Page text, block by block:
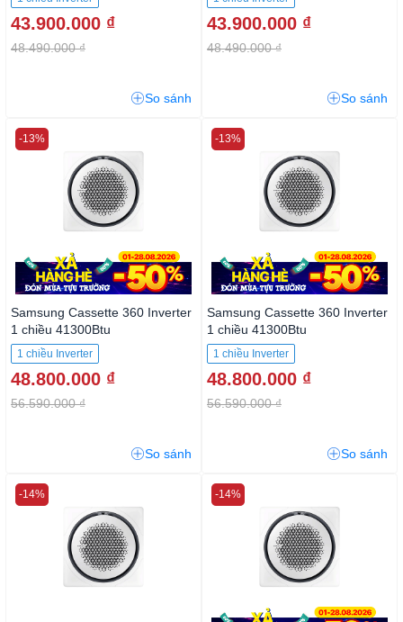
43.900.000 ₫
48.490.000 ₫
So sánh
43.900.000 ₫
48.490.000 ₫
So sánh
Samsung Cassette 360 Inverter
1 chiều 41300Btu
AC120TN4PKC/EA
1 chiều Inverter
48.800.000 ₫
56.590.000 ₫
-13%
So sánh
Samsung Cassette 360 Inverter
1 chiều 41300Btu
AC120TN4PKC3/EA 3 pha
1 chiều Inverter
48.800.000 ₫
56.590.000 ₫
-13%
So sánh
-14% -14%